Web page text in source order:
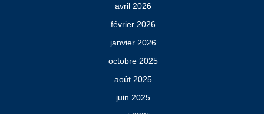
avril 2026
février 2026
janvier 2026
octobre 2025
août 2025
juin 2025